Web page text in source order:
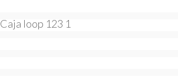
Caja loop 123 1